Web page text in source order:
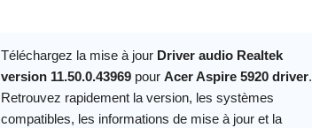
Téléchargez la mise à jour Driver audio Realtek
version 11.50.0.43969 pour Acer Aspire 5920 driver.
Retrouvez rapidement la version, les systèmes
compatibles, les informations de mise à jour et la